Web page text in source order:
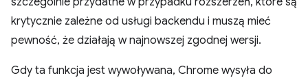
krytycznie zależne od usługi backendu i muszą mieć
pewność, że działają w najnowszej zgodnej wersji.
Gdy ta funkcja jest wywoływana, Chrome wysyła do